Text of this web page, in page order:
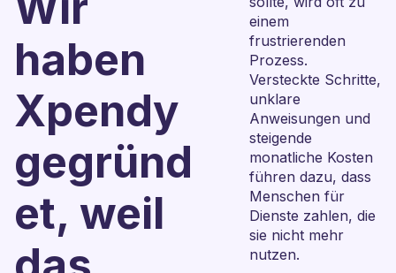
haben
Xpendy
gegründ
et, weil
einem
frustrierenden
Prozess.
Versteckte Schritte,
unklare
Anweisungen und
steigende
monatliche Kosten
führen dazu, dass
Menschen für
Dienste zahlen, die
sie nicht mehr
nutzen.